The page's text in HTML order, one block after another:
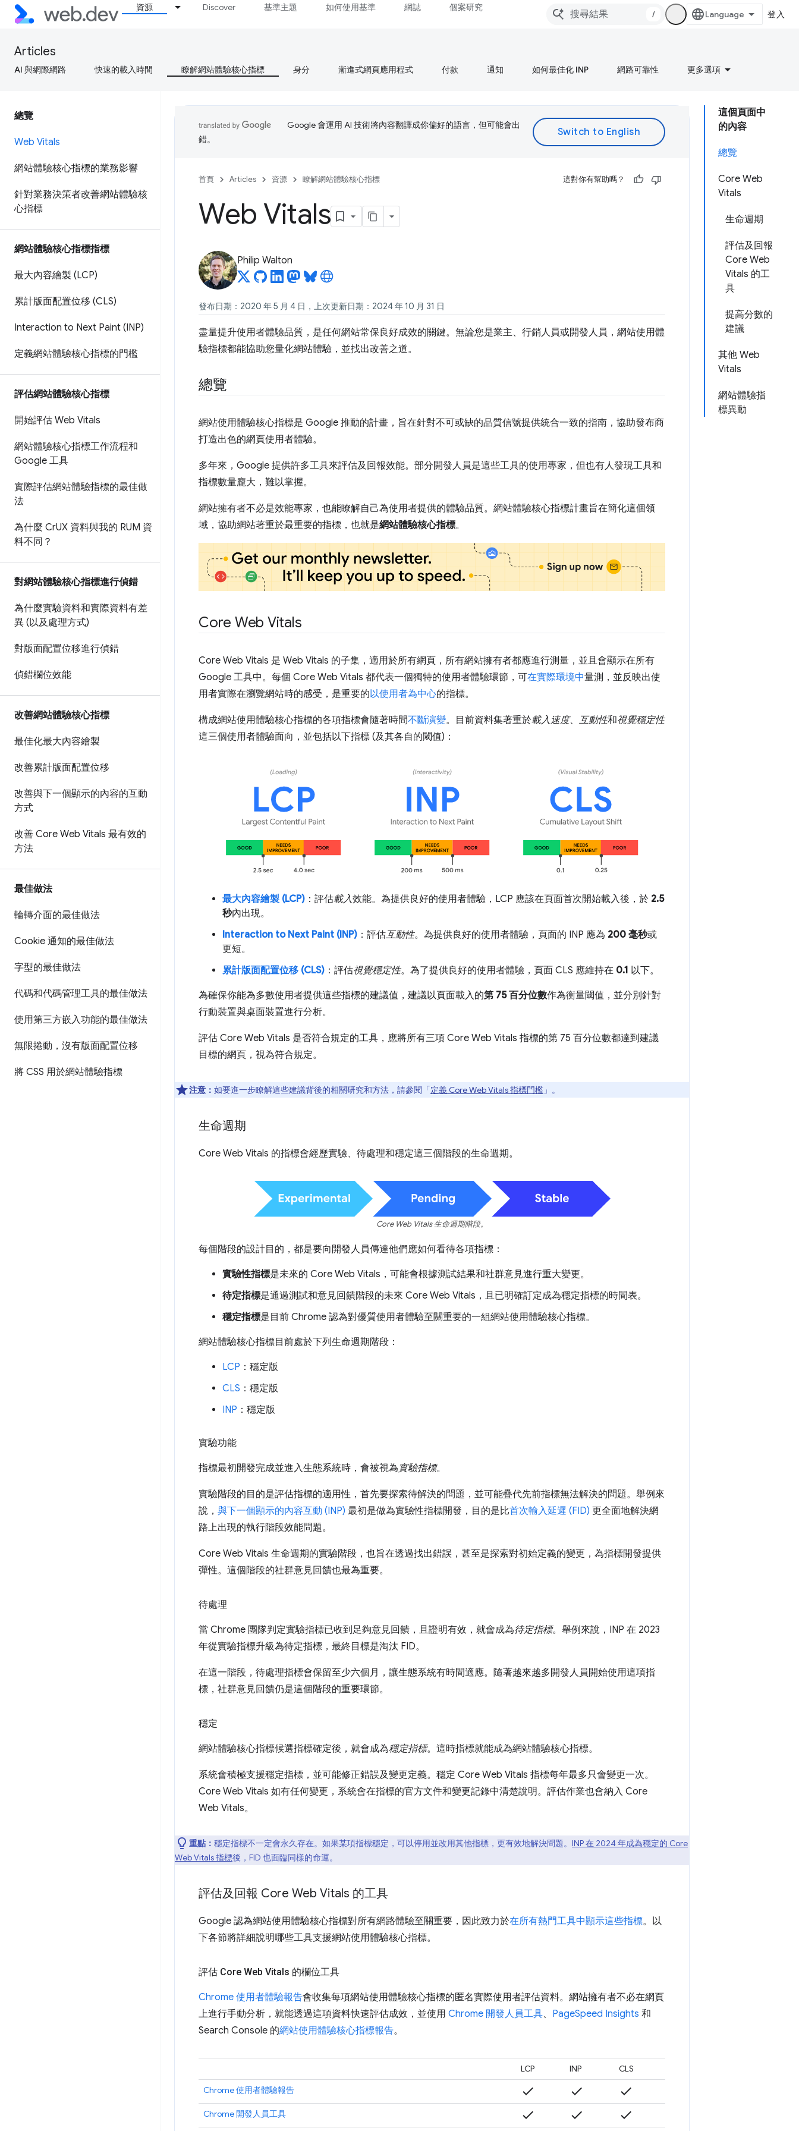
資源 Discover 基準主題 如何使用基準 網誌 個案研究
/ 登入
Articles
AI 與網際網路 快速的載入時間 瞭解網站體驗核心指標 身分 漸進式網頁應用程式 付款 通知 如何最佳化 INP 網路可靠性 更多選項
總覽
Web Vitals
網站體驗核心指標的業務影響
針對業務決策者改善網站體驗核
心指標
網站體驗核心指標指標
最大內容繪製 (LCP)
累計版面配置位移 (CLS)
Interaction to Next Paint (INP)
定義網站體驗核心指標的門檻
評估網站體驗核心指標
開始評估 Web Vitals
網站體驗核心指標工作流程和
Google 工具
實際評估網站體驗指標的最佳做
法
為什麼 CrUX 資料與我的 RUM 資
料不同？
對網站體驗核心指標進行偵錯
為什麼實驗資料和實際資料有差
異 (以及處理方式)
對版面配置位移進行偵錯
偵錯欄位效能
改善網站體驗核心指標
最佳化最大內容繪製
改善累計版面配置位移
改善與下一個顯示的內容的互動
方式
改善 Core Web Vitals 最有效的
方法
最佳做法
輪轉介面的最佳做法
Cookie 通知的最佳做法
字型的最佳做法
代碼和代碼管理工具的最佳做法
使用第三方嵌入功能的最佳做法
無限捲動，沒有版面配置位移
將 CSS 用於網站體驗指標
這個頁面中
的內容
總覽
Core Web
Vitals
生命週期
評估及回報
Core Web
Vitals 的工
具
提高分數的
建議
其他 Web
Vitals
網站體驗指
標異動
Google 會運用 AI 技術將內容翻譯成你偏好的語言，但可能會出
錯。
首頁 Articles 資源 瞭解網站體驗核心指標 這對你有幫助嗎？
Web Vitals
Philip Walton
發布日期：2020 年 5 月 4 日，上次更新日期：2024 年 10 月 31 日
盡量提升使用者體驗品質，是任何網站常保良好成效的關鍵。無論您是業主、行銷人員或開發人員，網站使用體
驗指標都能協助您量化網站體驗，並找出改善之道。
總覽
網站使用體驗核心指標是 Google 推動的計畫，旨在針對不可或缺的品質信號提供統合一致的指南，協助發布商
打造出色的網頁使用者體驗。
多年來，Google 提供許多工具來評估及回報效能。部分開發人員是這些工具的使用專家，但也有人發現工具和
指標數量龐大，難以掌握。
網站擁有者不必是效能專家，也能瞭解自己為使用者提供的體驗品質。網站體驗核心指標計畫旨在簡化這個領
域，協助網站著重於最重要的指標，也就是網站體驗核心指標。
Core Web Vitals
Core Web Vitals 是 Web Vitals 的子集，適用於所有網頁，所有網站擁有者都應進行測量，並且會顯示在所有
Google 工具中。每個 Core Web Vitals 都代表一個獨特的使用者體驗環節，可在實際環境中量測，並反映出使
用者實際在瀏覽網站時的感受，是重要的以使用者為中心的指標。
構成網站使用體驗核心指標的各項指標會隨著時間不斷演變。目前資料集著重於載入速度、 互動性和視覺穩定性
這三個使用者體驗面向，並包括以下指標 (及其各自的閾值)：
最大內容繪製 (LCP) ：評估載入效能。為提供良好的使用者體驗，LCP 應該在頁面首次開始載入後，於 2.5
秒內出現。
Interaction to Next Paint (INP) ：評估互動性。為提供良好的使用者體驗，頁面的 INP 應為 200 毫秒或
更短。
累計版面配置位移 (CLS) ：評估視覺穩定性。為了提供良好的使用者體驗，頁面 CLS 應維持在 0.1 以下。
為確保你能為多數使用者提供這些指標的建議值，建議以頁面載入的第 75 百分位數作為衡量閾值，並分別針對
行動裝置與桌面裝置進行分析。
評估 Core Web Vitals 是否符合規定的工具，應將所有三項 Core Web Vitals 指標的第 75 百分位數都達到建議
目標的網頁，視為符合規定。
注意： 如要進一步瞭解這些建議背後的相關研究和方法，請參閱「定義 Core Web Vitals 指標門檻 」。
生命週期
Core Web Vitals 的指標會經歷實驗、待處理和穩定這三個階段的生命週期。
Core Web Vitals 生命週期階段。
每個階段的設計目的，都是要向開發人員傳達他們應如何看待各項指標：
實驗性指標是未來的 Core Web Vitals，可能會根據測試結果和社群意見進行重大變更。
待定指標是通過測試和意見回饋階段的未來 Core Web Vitals，且已明確訂定成為穩定指標的時間表。
穩定指標是目前 Chrome 認為對優質使用者體驗至關重要的一組網站使用體驗核心指標。
網站體驗核心指標目前處於下列生命週期階段：
LCP ：穩定版
CLS ：穩定版
INP ：穩定版
實驗功能
指標最初開發完成並進入生態系統時，會被視為實驗指標。
實驗階段的目的是評估指標的適用性，首先要探索待解決的問題，並可能疊代先前指標無法解決的問題。舉例來
說， 與下一個顯示的內容互動 (INP) 最初是做為實驗性指標開發，目的是比首次輸入延遲 (FID) 更全面地解決網
路上出現的執行階段效能問題。
Core Web Vitals 生命週期的實驗階段，也旨在透過找出錯誤，甚至是探索對初始定義的變更，為指標開發提供
彈性。這個階段的社群意見回饋也最為重要。
待處理
當 Chrome 團隊判定實驗指標已收到足夠意見回饋，且證明有效，就會成為待定指標。舉例來說，INP 在 2023
年從實驗指標升級為待定指標，最終目標是淘汰 FID。
在這一階段，待處理指標會保留至少六個月，讓生態系統有時間適應。隨著越來越多開發人員開始使用這項指
標，社群意見回饋仍是這個階段的重要環節。
穩定
網站體驗核心指標候選指標確定後，就會成為穩定指標。這時指標就能成為網站體驗核心指標。
系統會積極支援穩定指標，並可能修正錯誤及變更定義。穩定 Core Web Vitals 指標每年最多只會變更一次。
Core Web Vitals 如有任何變更，系統會在指標的官方文件和變更記錄中清楚說明。評估作業也會納入 Core
Web Vitals。
重點： 穩定指標不一定會永久存在。如果某項指標穩定，可以停用並改用其他指標，更有效地解決問題。 INP 在 2024 年成為穩定的 Core
Web Vitals 指標後，FID 也面臨同樣的命運。
評估及回報 Core Web Vitals 的工具
Google 認為網站使用體驗核心指標對所有網路體驗至關重要，因此致力於在所有熱門工具中顯示這些指標。以
下各節將詳細說明哪些工具支援網站使用體驗核心指標。
評估 Core Web Vitals 的欄位工具
Chrome 使用者體驗報告會收集每項網站使用體驗核心指標的匿名實際使用者評估資料。網站擁有者不必在網頁
上進行手動分析，就能透過這項資料快速評估成效，並使用 Chrome 開發人員工具、 PageSpeed Insights 和
Search Console 的網站使用體驗核心指標報告。
LCP INP
CLS
Chrome 使用者體驗報告
check check check
Chrome 開發人員工具 check check check